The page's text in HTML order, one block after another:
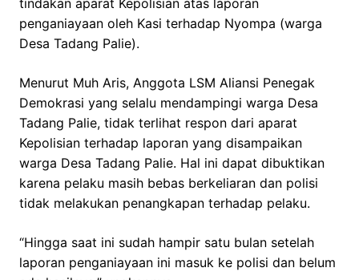
tindakan aparat Kepolisian atas laporan
penganiayaan oleh Kasi terhadap Nyompa (warga
Desa Tadang Palie).
Menurut Muh Aris, Anggota LSM Aliansi Penegak
Demokrasi yang selalu mendampingi warga Desa
Tadang Palie, tidak terlihat respon dari aparat
Kepolisian terhadap laporan yang disampaikan
warga Desa Tadang Palie. Hal ini dapat dibuktikan
karena pelaku masih bebas berkeliaran dan polisi
tidak melakukan penangkapan terhadap pelaku.
“Hingga saat ini sudah hampir satu bulan setelah
laporan penganiayaan ini masuk ke polisi dan belum